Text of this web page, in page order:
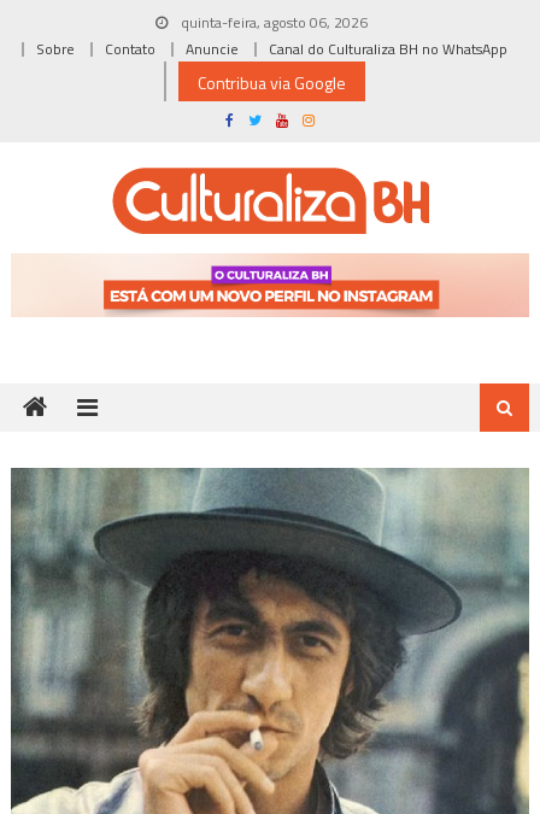
quinta-feira, agosto 06, 2026
Sobre
Contato Anuncie Canal do Culturaliza BH no WhatsApp
Contribua via Google